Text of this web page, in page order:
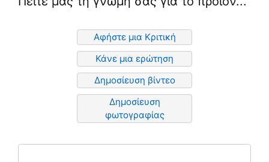
Αφήστε μια Κριτική
Κάνε μια ερώτηση
Δημοσίευση βίντεο
Δημοσίευση
φωτογραφίας